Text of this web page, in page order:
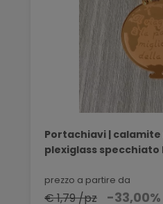
Portachiavi |
plexiglass specchiato
prezzo a partire da
€ 1,79 /pz -33,00%